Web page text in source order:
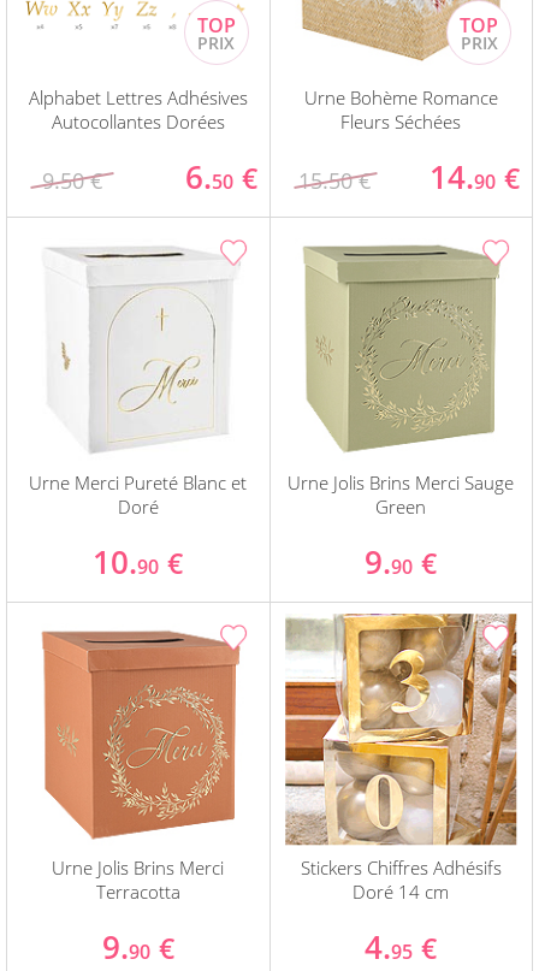
Alphabet Lettres Adhésives
Autocollantes Dorées
9.50 € 6.50 €
Urne Bohème Romance
Fleurs Séchées
15.50 € 14.90 €
Urne Merci Pureté Blanc et
Doré
10.90 €
Urne Jolis Brins Merci Sauge
Green
9.90 €
Urne Jolis Brins Merci
Terracotta
9.90 €
Stickers Chiffres Adhésifs
Doré 14 cm
4.95 €